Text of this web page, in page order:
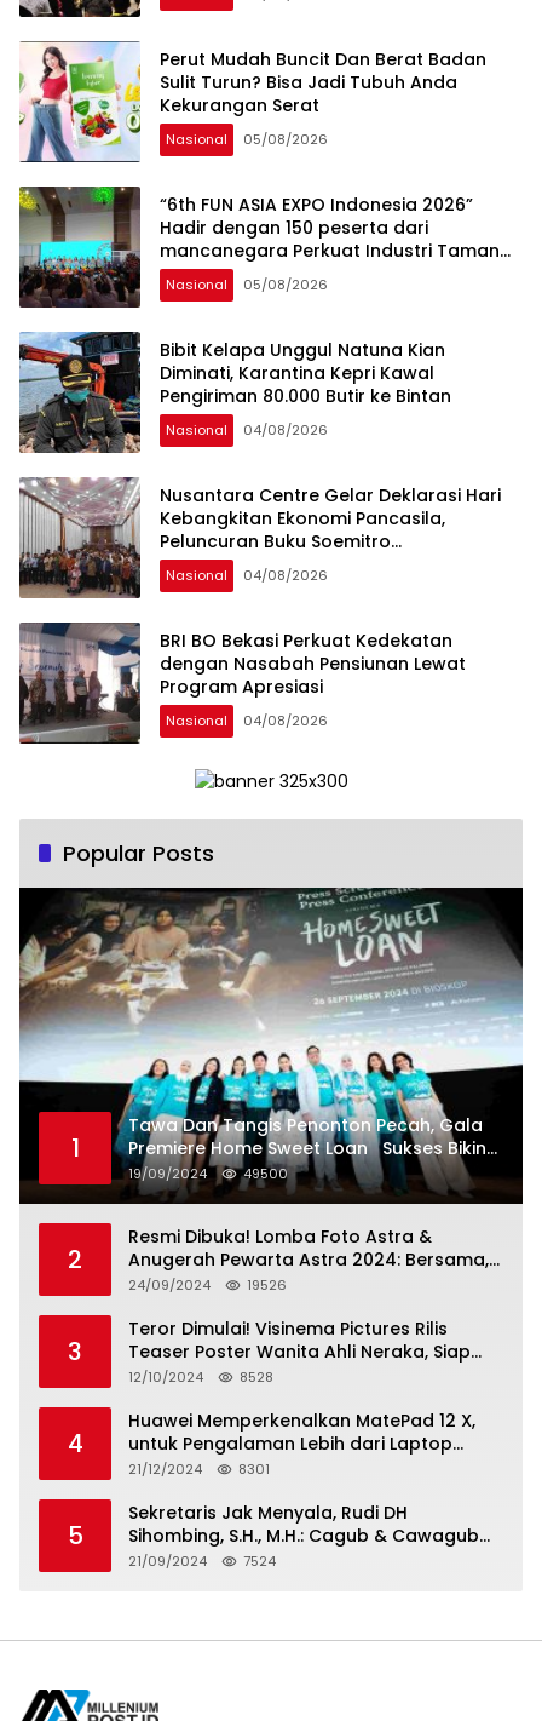
Pengusaha dalam Mendukung
Perut Mudah Buncit Dan Berat Badan
Sulit Turun? Bisa Jadi Tubuh Anda
Kekurangan Serat
Nasional 05/08/2026
“6th FUN ASIA EXPO Indonesia 2026”
Hadir dengan 150 peserta dari
mancanegara Perkuat Industri Taman
Rekreasi dan Ekosistem Pariwisata di
Tanah Air
Nasional 05/08/2026
Bibit Kelapa Unggul Natuna Kian
Diminati, Karantina Kepri Kawal
Pengiriman 80.000 Butir ke Bintan
Nasional 04/08/2026
Nusantara Centre Gelar Deklarasi Hari
Kebangkitan Ekonomi Pancasila,
Peluncuran Buku Soemitro
Djojohadikusumo Anti Penjajahan
(Pergolakan Ekonomi Politik Indonesia) &
Undang Perekonomian Nasional dan
Kesejahteraan Sosial dalam Menata
Bangsa Menuju Indonesia Emas 2045”,
Nasional 04/08/2026
BRI BO Bekasi Perkuat Kedekatan
dengan Nasabah Pensiunan Lewat
Program Apresiasi
Nasional 04/08/2026
Popular Posts
1
Tawa Dan Tangis Penonton Pecah, Gala
Premiere Home Sweet Loan Sukses Bikin
Penonton Lihat Diri Sendiri di Layar
19/09/2024 49500
2
Resmi Dibuka! Lomba Foto Astra &
Anugerah Pewarta Astra 2024: Bersama,
Berkarya, Berkelanjutan
24/09/2024 19526
3
Teror Dimulai! Visinema Pictures Rilis
Teaser Poster Wanita Ahli Neraka, Siap
Tayang di Bioskop 14 November 2024
12/10/2024 8528
4
Huawei Memperkenalkan MatePad 12 X,
untuk Pengalaman Lebih dari Laptop
dengan Layar Ultra Bright dan Desain
Standar Baru untuk Produktivitas di Mana
Saja
21/12/2024 8301
5
Sekretaris Jak Menyala, Rudi DH
Sihombing, S.H., M.H.: Cagub & Cawagub
DKI Jakarta Pramono Anung dan Rano
21/09/2024 7524